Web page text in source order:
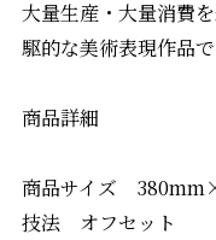
大量生産・大量消費
駆的な美術表現作品で
商品詳細
商品サイズ
技法 オフセット